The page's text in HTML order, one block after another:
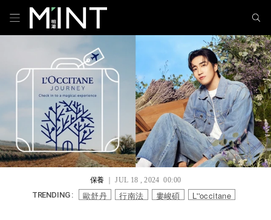
保養｜ JUL 18 , 2024 00:00
TRENDING : 歐舒丹 行南法 婁峻碩 L''occitane